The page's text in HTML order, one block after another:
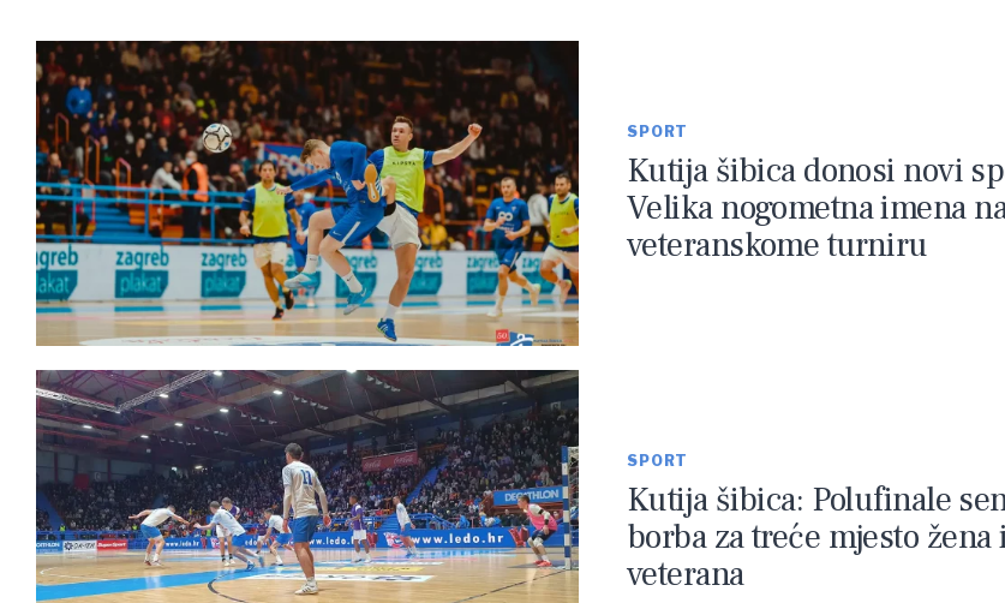
SPORT
Kutija šibica donosi novi
Velika nogometna imena
veteranskome turniru
SPORT
Kutija šibica: Polufinale
borba za treće mjesto žena
veterana